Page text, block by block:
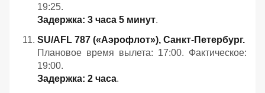
19:25.
Задержка: 3 часа 5 минут.
SU/AFL 787 («Аэрофлот»), Санкт‑Петербург.
Плановое время вылета: 17:00. Фактическое:
19:00.
Задержка: 2 часа.